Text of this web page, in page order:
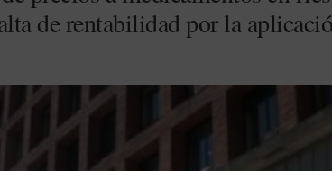
de rentabilidad por la